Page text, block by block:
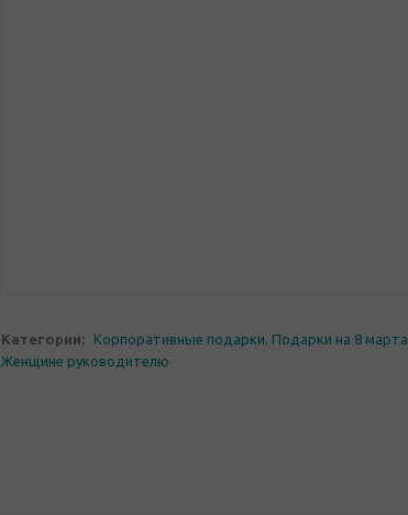
Категории: Корпоративные подарки, Подарки на 8 марта
Женщине руководителю